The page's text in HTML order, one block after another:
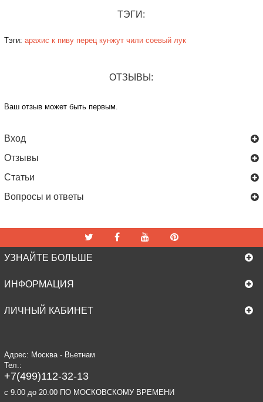
ТЭГИ:
Тэги: арахис к пиву перец кунжут чили соевый лук
ОТЗЫВЫ:
Ваш отзыв может быть первым.
Вход
Отзывы
Статьи
Вопросы и ответы
УЗНАЙТЕ БОЛЬШЕ
ИНФОРМАЦИЯ
ЛИЧНЫЙ КАБИНЕТ
Адрес: Москва - Вьетнам
Тел.:
+7(499)112-32-13
c 9.00 до 20.00 ПО МОСКОВСКОМУ ВРЕМЕНИ